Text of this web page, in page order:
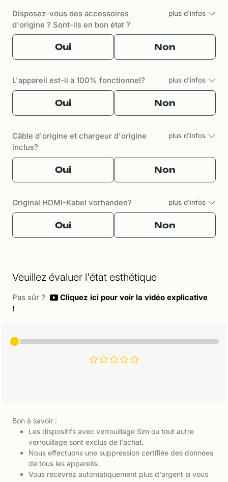
Disposez-vous des accessoires
d'origine ? Sont-ils en bon état ?
plus d'infos
Oui Non
L'appareil est-il à 100% fonctionnel? plus d'infos
Oui Non
Câble d'origine et chargeur d'origine
inclus?
plus d'infos
Oui Non
Original HDMI-Kabel vorhanden? plus d'infos
Oui Non
Veuillez évaluer l'état esthétique
Pas sûr ?
Cliquez ici pour voir la vidéo explicative
!
Bon à savoir :
Les dispositifs avec verrouillage Sim ou tout autre
verrouillage sont exclus de l'achat.
Nous effectuons une suppression certifiée des données
de tous les appareils.
Vous recevrez automatiquement plus d'argent si vous